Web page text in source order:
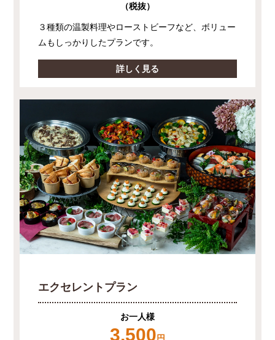
（税抜）
３種類の温製料理やローストビーフなど、ボリュー
ムもしっかりしたプランです。
詳しく見る
エクセレントプラン
お一人様
3,500円